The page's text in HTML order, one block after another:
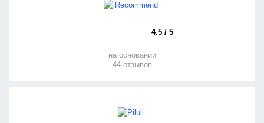
4.5 / 5
на основании
44 отзывов